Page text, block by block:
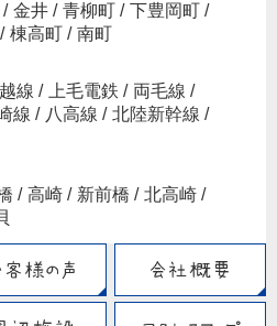
/ 金井 / 青柳町 / 下豊岡町 /
/ 棟高町 / 南町
越線 / 上毛電鉄 / 両毛線 /
線 / 八高線 / 北陸新幹線 /
/ 高崎 / 新前橋 / 北高崎 /